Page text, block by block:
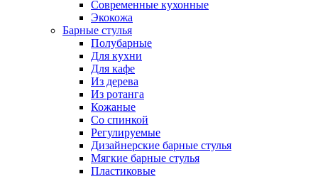
Современные кухонные
Экокожа
Барные стулья
Полубарные
Для кухни
Для кафе
Из дерева
Из ротанга
Кожаные
Со спинкой
Регулируемые
Дизайнерские барные стулья
Мягкие барные стулья
Пластиковые